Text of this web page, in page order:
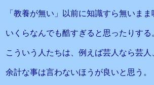
「教養が無い」以前に知識すら無いま
いくらなんでも酷すぎると思ったりする
こういう人たちは、例えば芸人なら芸
余計な事は言わないほうが良いと思う。